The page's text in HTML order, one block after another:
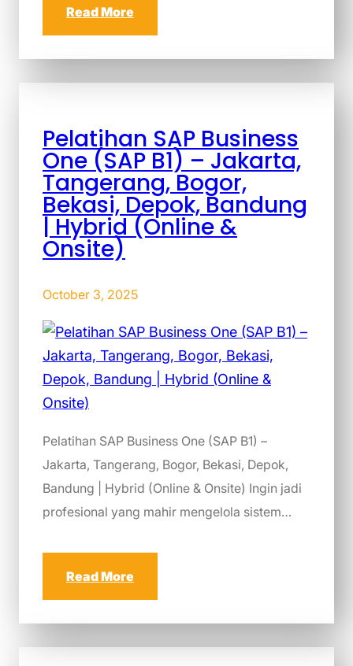
Read More
Pelatihan SAP Business
One (SAP B1) – Jakarta,
Tangerang, Bogor,
Bekasi, Depok, Bandung
| Hybrid (Online &
Onsite)
October 3, 2025
Pelatihan SAP Business One (SAP B1) –
Jakarta, Tangerang, Bogor, Bekasi, Depok,
Bandung | Hybrid (Online & Onsite) Ingin jadi
profesional yang mahir mengelola sistem…
Read More